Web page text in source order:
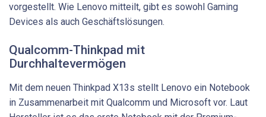
vorgestellt. Wie Lenovo mitteilt, gibt es sowohl Gaming
Devices als auch Geschäftslösungen.
Qualcomm-Thinkpad mit
Durchhaltevermögen
Mit dem neuen Thinkpad X13s stellt Lenovo ein Notebook
in Zusammenarbeit mit Qualcomm und Microsoft vor. Laut